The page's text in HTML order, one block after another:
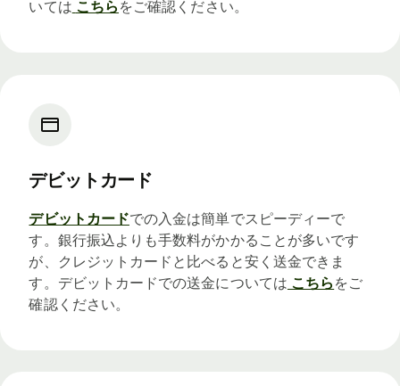
いては こちら をご確認ください。
デビットカード
デビットカードでの入金は簡単でスピーディーで
す。銀行振込よりも手数料がかかることが多いです
が、クレジットカードと比べると安く送金できま
す。デビットカードでの送金については こちら をご
確認ください。